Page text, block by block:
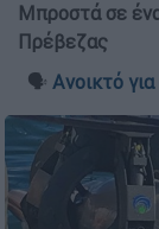
Μπροστά σε
Πρέβεζας
🗣️ Ανοικτό